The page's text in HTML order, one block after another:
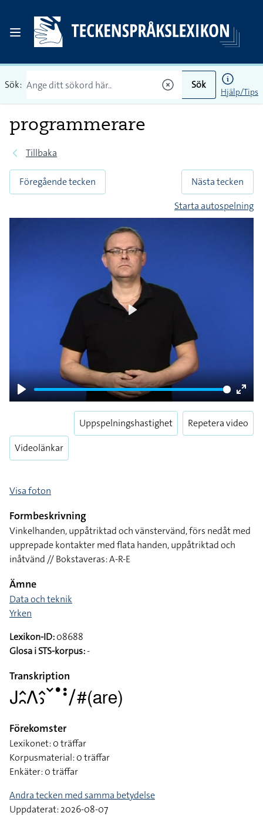
Sök: Sök
Hjälp/Tips
programmerare
Tillbaka
Föregående tecken
Nästa tecken
Starta autospelning
Play
Enter
Videolänkar
Uppspelningshastighet Repetera video
Visa foton
Formbeskrivning
Vinkelhanden, uppåtriktad och vänstervänd, förs nedåt med
upprepade kontakter med flata handen, uppåtriktad och
inåtvänd // Bokstaveras: A-R-E
Ämne
Data och teknik
Yrken
Lexikon-ID:08688
Glosa i STS-korpus:-
Transkription
􌤢􌤵􌥘􌤣􌤵􌤶􌥧􌤟􌥻􌥠#(are)
Förekomster
Lexikonet: 0 träffar
Korpusmaterial: 0 träffar
Enkäter: 0 träffar
Andra tecken med samma betydelse
Uppdaterat: 2026-08-07